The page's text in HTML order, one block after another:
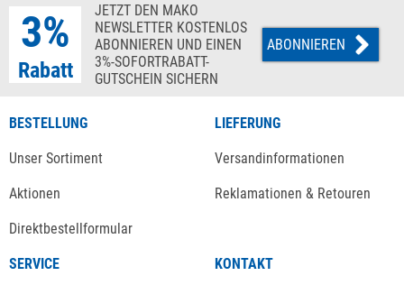
3%
Rabatt
JETZT DEN MAKO
NEWSLETTER KOSTENLOS
ABONNIEREN UND EINEN
3%-SOFORTRABATT-
GUTSCHEIN SICHERN
ABONNIEREN
BESTELLUNG
Unser Sortiment
Aktionen
Direktbestellformular
LIEFERUNG
Versandinformationen
Reklamationen & Retouren
SERVICE KONTAKT